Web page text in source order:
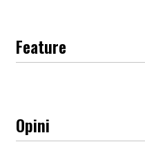
Feature
Opini